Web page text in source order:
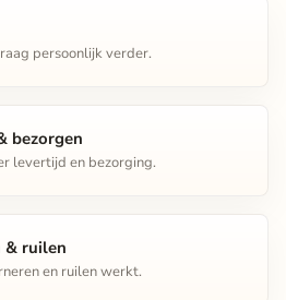
persoonlijk verder.
bezorgen
levertijd en bezorging.
& ruilen
en ruilen werkt.